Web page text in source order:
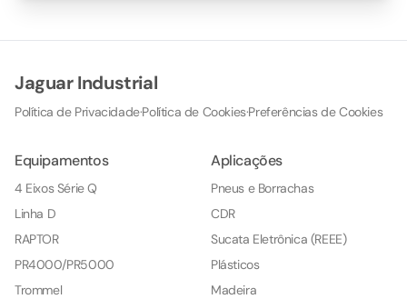
Jaguar Industrial
Política de Privacidade·Política de Cookies·Preferências de Cookies
Equipamentos
4 Eixos Série Q
Linha D
RAPTOR
PR4000/PR5000
Trommel
Aplicações
Pneus e Borrachas
CDR
Sucata Eletrônica (REEE)
Plásticos
Madeira